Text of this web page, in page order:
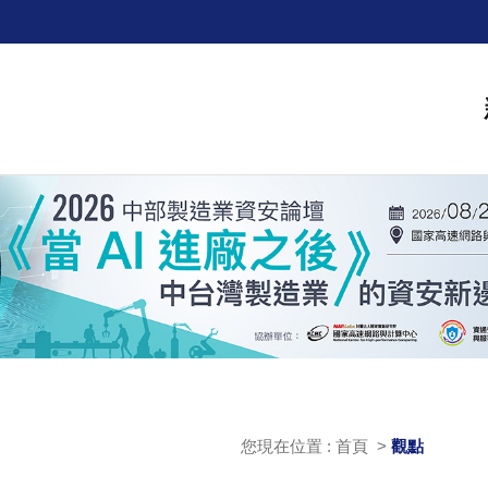
您現在位置 : 首頁 > 觀點